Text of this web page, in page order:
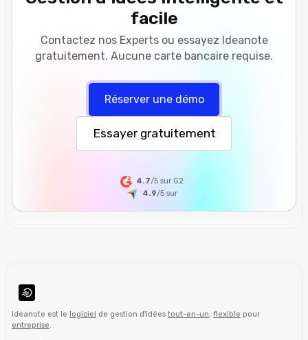
facile
Contactez nos Experts ou essayez Ideanote
gratuitement. Aucune carte bancaire requise.
Réserver une démo
Essayer gratuitement
4.7/5 sur G2
4.9/5sur
Ideanote est le logiciel de gestion d'idéestout-en-un, flexible pour
entreprise.